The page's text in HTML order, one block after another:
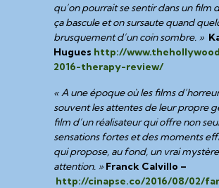
qu’on pourrait se sentir dans un film
ça bascule et on sursaute quand
brusquement d’un coin sombre. »
Hugues http://
2016-therapy-review/
« A une époque où les films
souvent les attentes de leur propre
film d’un réalisateur qui offre non
sensations fortes et des moments
qui propose, au fond, un vrai
attention. » Franck Calvillo –
http://cinapse.co/2016/08/02/